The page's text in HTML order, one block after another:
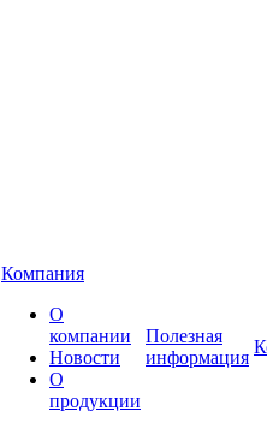
Компания
О
компании
Новости
О
продукции
Полезная
информация